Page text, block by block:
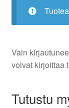
Vain
voivat kirjoittaa
Tutustu